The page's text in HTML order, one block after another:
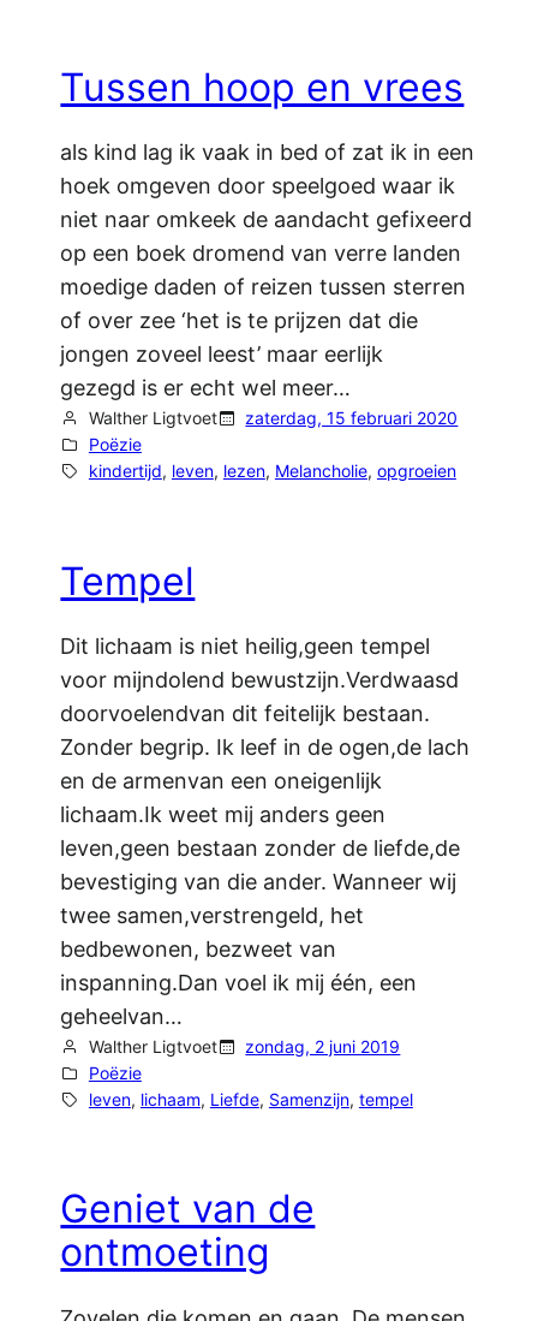
Tussen hoop en vrees
als kind lag ik vaak in bed of zat ik in een
hoek omgeven door speelgoed waar ik
niet naar omkeek de aandacht gefixeerd
op een boek dromend van verre landen
moedige daden of reizen tussen sterren
of over zee ‘het is te prijzen dat die
jongen zoveel leest’ maar eerlijk
gezegd is er echt wel meer…
Walther Ligtvoet
zaterdag, 15 februari 2020
Poëzie
kindertijd, leven, lezen, Melancholie, opgroeien
Tempel
Dit lichaam is niet heilig,geen tempel
voor mijndolend bewustzijn.Verdwaasd
doorvoelendvan dit feitelijk bestaan.
Zonder begrip. Ik leef in de ogen,de lach
en de armenvan een oneigenlijk
lichaam.Ik weet mij anders geen
leven,geen bestaan zonder de liefde,de
bevestiging van die ander. Wanneer wij
twee samen,verstrengeld, het
bedbewonen, bezweet van
inspanning.Dan voel ik mij één, een
geheelvan…
Walther Ligtvoet
zondag, 2 juni 2019
Poëzie
leven, lichaam, Liefde, Samenzijn, tempel
Geniet van de
ontmoeting